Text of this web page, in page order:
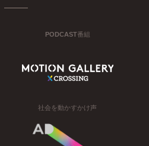
PODCAST番組
社会を動かすかけ声